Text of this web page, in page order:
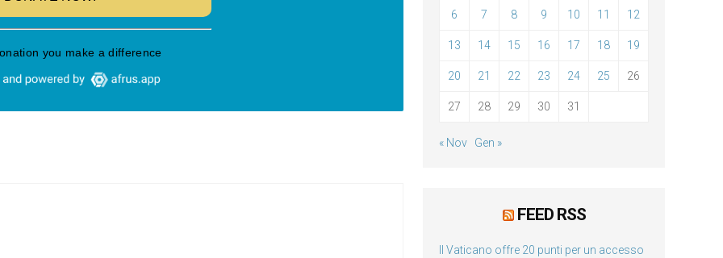
6 7 8 9 10 11 12
13 14 15 16 17 18 19
20 21 22 23 24 25 26
27 28 29 30 31
« Nov Gen »
FEED RSS
Il Vaticano offre 20 punti per un accesso